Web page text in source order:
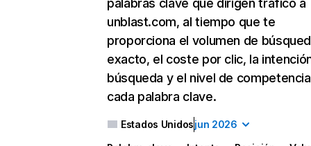
palabras clave que dirigen tráfico a
unblast.com, al tiempo que te
proporciona el volumen de
exacto, el coste por clic, la
búsqueda y el nivel de
cada palabra clave.
Estados Unidosjun 2026